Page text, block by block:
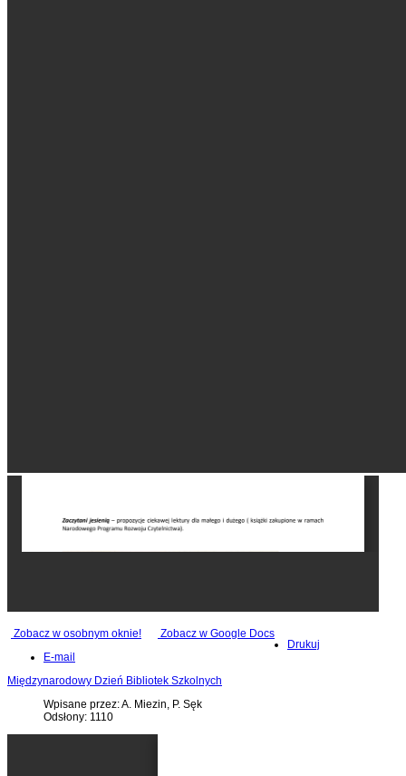
Zobacz w osobnym oknie!
Zobacz w Google Docs
Drukuj
E-mail
Międzynarodowy Dzień Bibliotek Szkolnych
Wpisane przez: A. Miezin, P. Sęk
Odsłony: 1110